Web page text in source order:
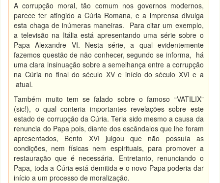
A corrupção moral, tão comum nos governos modernos,
parece ter atingido a Cúria Romana, e a imprensa divulga
esta chaga de inúmeras maneiras. Para citar um exemplo,
a televisão na Itália está apresentando uma série sobre o
Papa Alexandre VI. Nesta série, a qual evidentemente
fazemos questão de não conhecer, segundo se informa, há
uma clara insinuação sobre a semelhança entre a corrupção
na Cúria no final do século XV e início do século XVI e a
atual.
Também muito tem se falado sobre o famoso “VATILIX”
(sic!), o qual conteria importantes revelações sobre este
estado de corrupção da Cúria. Teria sido mesmo a causa da
renuncia do Papa pois, diante dos escândalos que lhe foram
apresentados, Bento XVI julgou que não possuía as
condições, nem físicas nem espirituais, para promover a
restauração que é necessária. Entretanto, renunciando o
Papa, toda a Cúria está demitida e o novo Papa poderia dar
início a um processo de moralização.